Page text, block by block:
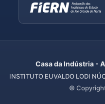
Casa da Indústria -
INSTITUTO EUVALDO LODI
©